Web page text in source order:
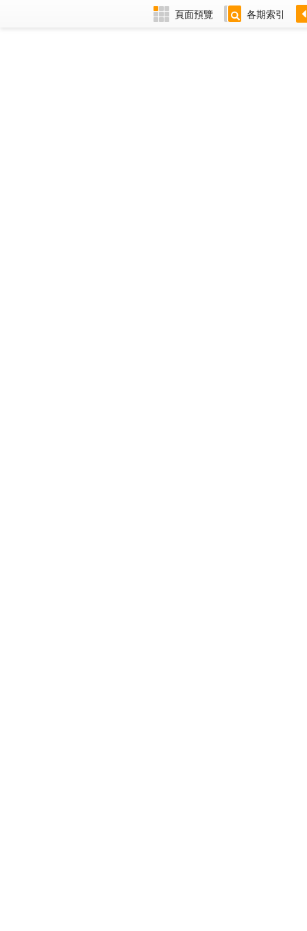
頁面預覽 各期索引